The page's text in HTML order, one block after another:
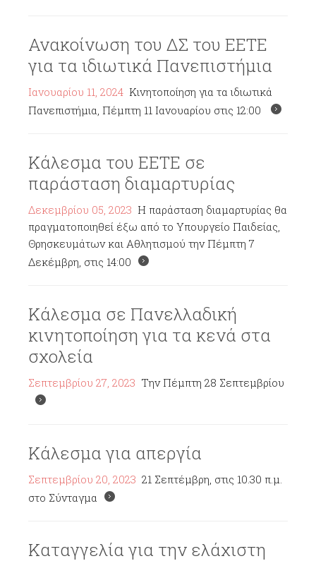
Ανακοίνωση του ΔΣ του ΕΕΤΕ
για τα ιδιωτικά Πανεπιστήμια
Ιανουαρίου 11, 2024 Κινητοποίηση για τα ιδιωτικά
Πανεπιστήμια, Πέμπτη 11 Ιανουαρίου στις 12:00
Κάλεσμα του ΕΕΤΕ σε
παράσταση διαμαρτυρίας
Δεκεμβρίου 05, 2023 Η παράσταση διαμαρτυρίας θα
πραγματοποιηθεί έξω από το Υπουργείο Παιδείας,
Θρησκευμάτων και Αθλητισμού την Πέμπτη 7
Δεκέμβρη, στις 14:00
Κάλεσμα σε Πανελλαδική
κινητοποίηση για τα κενά στα
σχολεία
Σεπτεμβρίου 27, 2023 Την Πέμπτη 28 Σεπτεμβρίου
Κάλεσμα για απεργία
Σεπτεμβρίου 20, 2023 21 Σεπτέμβρη, στις 10.30 π.μ.
στο Σύνταγμα
Καταγγελία για την ελάχιστη